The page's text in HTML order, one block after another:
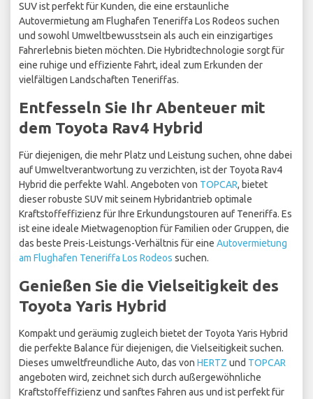
SUV ist perfekt für Kunden, die eine erstaunliche
Autovermietung am Flughafen Teneriffa Los Rodeos suchen
und sowohl Umweltbewusstsein als auch ein einzigartiges
Fahrerlebnis bieten möchten. Die Hybridtechnologie sorgt für
eine ruhige und effiziente Fahrt, ideal zum Erkunden der
vielfältigen Landschaften Teneriffas.
Entfesseln Sie Ihr Abenteuer mit
dem Toyota Rav4 Hybrid
Für diejenigen, die mehr Platz und Leistung suchen, ohne dabei
auf Umweltverantwortung zu verzichten, ist der Toyota Rav4
Hybrid die perfekte Wahl. Angeboten von TOPCAR, bietet
dieser robuste SUV mit seinem Hybridantrieb optimale
Kraftstoffeffizienz für Ihre Erkundungstouren auf Teneriffa. Es
ist eine ideale Mietwagenoption für Familien oder Gruppen, die
das beste Preis-Leistungs-Verhältnis für eine Autovermietung
am Flughafen Teneriffa Los Rodeos suchen.
Genießen Sie die Vielseitigkeit des
Toyota Yaris Hybrid
Kompakt und geräumig zugleich bietet der Toyota Yaris Hybrid
die perfekte Balance für diejenigen, die Vielseitigkeit suchen.
Dieses umweltfreundliche Auto, das von HERTZ und TOPCAR
angeboten wird, zeichnet sich durch außergewöhnliche
Kraftstoffeffizienz und sanftes Fahren aus und ist perfekt für